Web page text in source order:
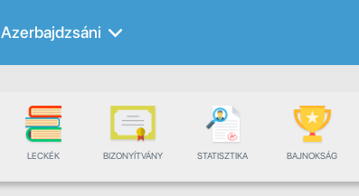
Azerbajdzsáni
LECKÉK BIZONYÍTVÁNY STATISZTIKA BAJNOKSÁG